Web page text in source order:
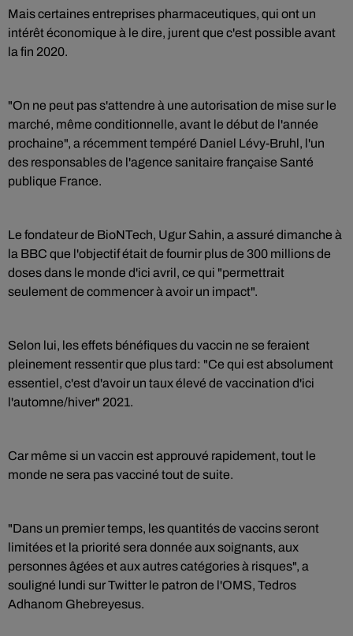
Mais certaines entreprises pharmaceutiques, qui ont un
intérêt économique à le dire, jurent que c'est possible avant
la fin 2020.
"On ne peut pas s'attendre à une autorisation de mise sur le
marché, même conditionnelle, avant le début de l'année
prochaine", a récemment tempéré Daniel Lévy-Bruhl, l'un
des responsables de l'agence sanitaire française Santé
publique France.
Le fondateur de BioNTech, Ugur Sahin, a assuré dimanche à
la BBC que l'objectif était de fournir plus de 300 millions de
doses dans le monde d'ici avril, ce qui "permettrait
seulement de commencer à avoir un impact".
Selon lui, les effets bénéfiques du vaccin ne se feraient
pleinement ressentir que plus tard: "Ce qui est absolument
essentiel, c'est d'avoir un taux élevé de vaccination d'ici
l'automne/hiver" 2021.
Car même si un vaccin est approuvé rapidement, tout le
monde ne sera pas vacciné tout de suite.
"Dans un premier temps, les quantités de vaccins seront
limitées et la priorité sera donnée aux soignants, aux
personnes âgées et aux autres catégories à risques", a
souligné lundi sur Twitter le patron de l'OMS, Tedros
Adhanom Ghebreyesus.